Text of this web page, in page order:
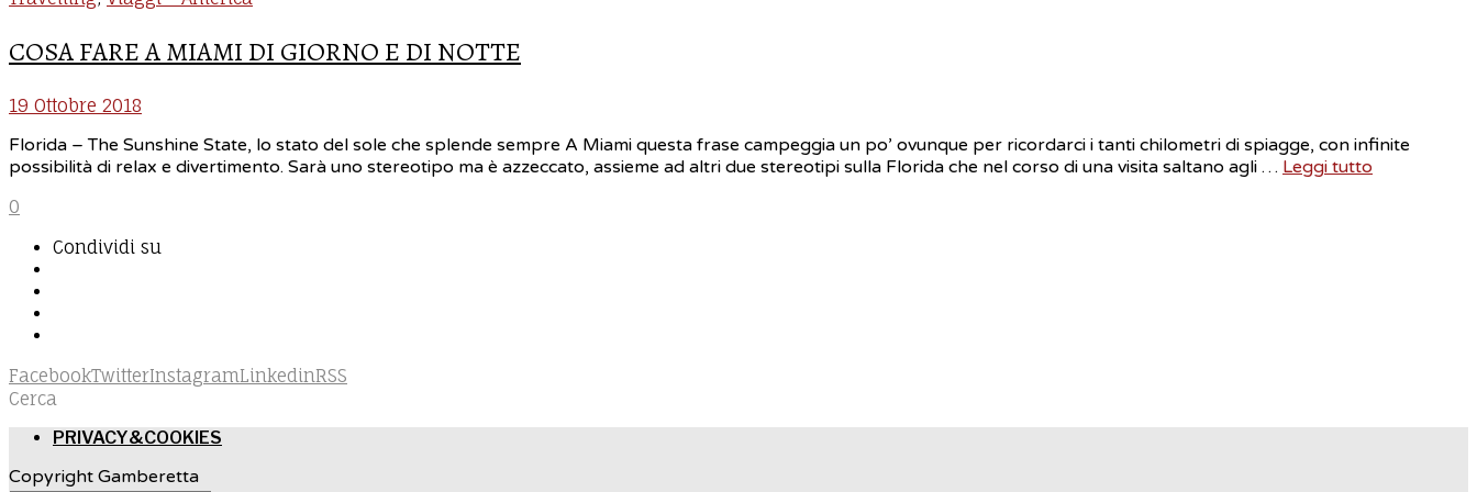
COSA FARE A MIAMI DI GIORNO E DI NOTTE
19 Ottobre 2018
Florida – The Sunshine State, lo stato del sole che splende sempre A Miami questa frase campeggia un po’ ovunque per ricordarci i tanti chilometri di spiagge, con infinite
possibilità di relax e divertimento. Sarà uno stereotipo ma è azzeccato, assieme ad altri due stereotipi sulla Florida che nel corso di una visita saltano agli … Leggi tutto
0
Condividi su
FacebookTwitterInstagramLinkedinRSS
Cerca
PRIVACY&COOKIES
Copyright Gamberetta